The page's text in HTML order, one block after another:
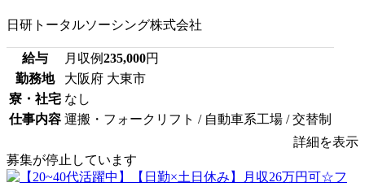
日研トータルソーシング株式会社
給与 月収例235,000円
勤務地
大阪府 大東市
寮・社宅 なし
仕事内容 運搬・フォークリフト / 自動車系工場 / 交替制
詳細を表示
募集が停止しています